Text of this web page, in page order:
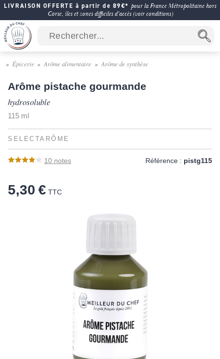
LIVRAISON OFFERTE à partir de 89€* pour la France Métropolitaine hors
Corse, îles et zones difficiles d'accès (voir conditions)
Épicerie Arôme alimentaire Arôme de synthèse
Arôme pistache gourmande
hydrosoluble
115 ml
SELECTARÔME
10 notes Référence : pistg115
5,30 € TTC